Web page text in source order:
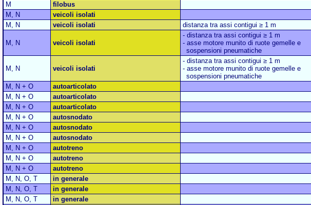
M
filobus
M, N
veicoli isolati
M, N
veicoli isolati distanza tra assi contigui ≥ 1 m
M, N veicoli isolati
- distanza tra assi contigui ≥ 1 m
- asse motore munito di ruote gemelle e
sospensioni pneumatiche
M, N veicoli isolati
- distanza tra assi contigui ≥ 1 m
- asse motore munito di ruote gemelle e
sospensioni pneumatiche
M, N + O autoarticolato
M, N + O
autoarticolato
M, N + O
autoarticolato
M, N + O
autosnodato
M, N + O
autosnodato
M, N + O
autosnodato
M, N + O
autotreno
M, N + O
autotreno
M, N + O
autotreno
M, N, O, T
in generale
M, N, O, T
in generale
M, N, O, T
in generale